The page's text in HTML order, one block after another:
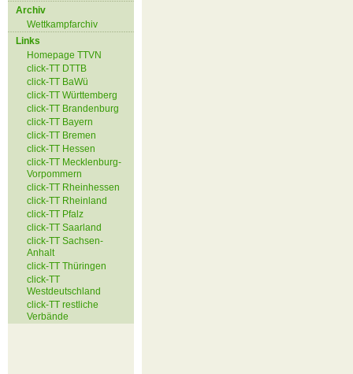
Archiv
Wettkampfarchiv
Links
Homepage TTVN
click-TT DTTB
click-TT BaWü
click-TT Württemberg
click-TT Brandenburg
click-TT Bayern
click-TT Bremen
click-TT Hessen
click-TT Mecklenburg-
Vorpommern
click-TT Rheinhessen
click-TT Rheinland
click-TT Pfalz
click-TT Saarland
click-TT Sachsen-
Anhalt
click-TT Thüringen
click-TT
Westdeutschland
click-TT restliche
Verbände